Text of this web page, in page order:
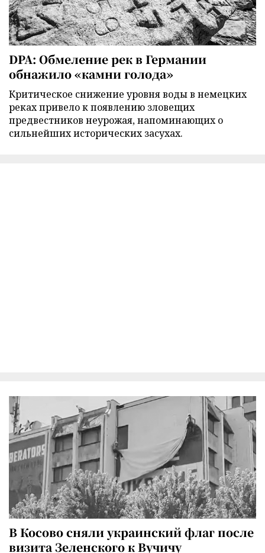
DPA: Обмеление рек в Германии
обнажило «камни голода»
Критическое снижение уровня воды в немецких
реках привело к появлению зловещих
предвестников неурожая, напоминающих о
сильнейших исторических засухах.
В Косово сняли украинский флаг после
визита Зеленского к Вучичу